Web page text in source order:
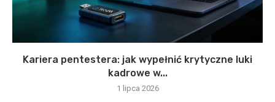
Kariera pentestera: jak wypełnić krytyczne luki
kadrowe w...
1 lipca 2026